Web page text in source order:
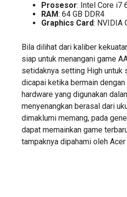
Prosesor: Intel Core i7
RAM: 64 GB DDR4
Graphics Card: NVIDIA
Bila dilihat dari kaliber
siap untuk menangani game
setidaknya setting High untuk
dicapai ketika bermain
hardware yang digunakan
menyenangkan berasal dari
dimaklumi memang, pada
dapat memainkan game
tampaknya dipahami oleh